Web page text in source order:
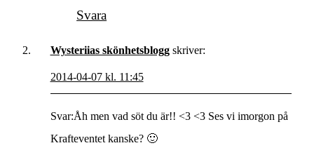
Svara
Wysteriias skönhetsblogg skriver:
2014-04-07 kl. 11:45
Svar:Åh men vad söt du är!! <3 <3 Ses vi imorgon på
Krafteventet kanske? 🙂